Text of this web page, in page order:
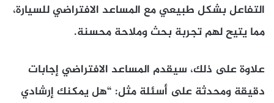
التفاعل بشكل طبيعي مع المساعد الافتراضي للسيارة،
مما يتيح لهم تجربة بحث وملاحة محسنة.
علاوة على ذلك، سيقدم المساعد الافتراضي إجابات
دقيقة ومحدثة على أسئلة مثل: “هل يمكنك إرشادي